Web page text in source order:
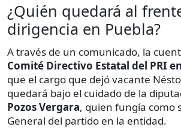
¿Quién quedará al
dirigencia en Puebla?
A través de un comunicado, la
Comité Directivo Estatal del PRI
que el cargo que dejó vacante
quedará bajo el cuidado de la
Pozos Vergara, quien fungía como
General del partido en la entidad.